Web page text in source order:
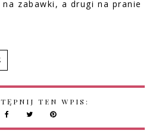
zabawki, a drugi na pranie
TEN WPIS: